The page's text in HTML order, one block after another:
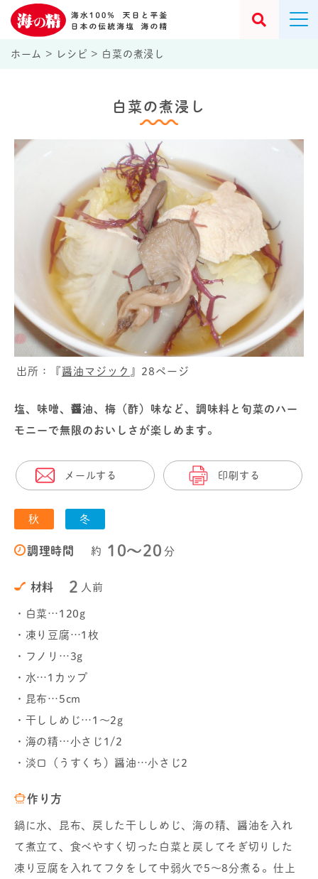
ホーム > レシピ > 白菜の煮浸し
白菜の煮浸し
出所：『 醤油マジック 』28ページ
塩、味噌、醤油、梅（酢）味など、調味料と旬菜のハー
モニーで無限のおいしさが楽しめます。
メールする 印刷する
秋 冬
調理時間 約 10〜20 分
材料 2 人前
・白菜…120g
・凍り豆腐…1枚
・フノリ…3g
・水…1カップ
・昆布…5cm
・干ししめじ…1～2g
・海の精…小さじ1/2
・淡口（うすくち）醤油…小さじ2
作り方
鍋に水、昆布、戻した干ししめじ、海の精、醤油を入れ
て煮立て、食べやすく切った白菜と戻してそぎ切りした
凍り豆腐を入れてフタをして中弱火で5～8分煮る。仕上